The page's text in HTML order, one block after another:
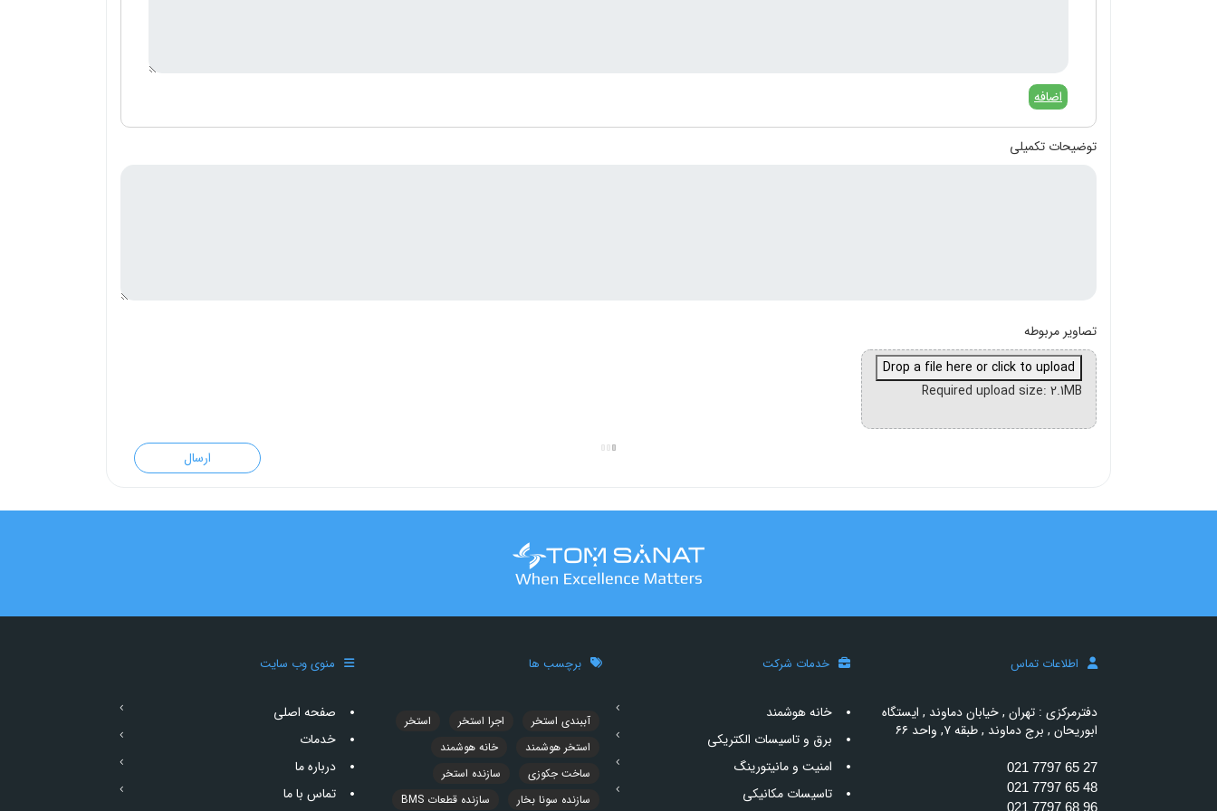
اضافه
توضیحات تکمیلی
تصاویر مربوطه
Drop a file here or click to upload
Required upload size: 2.1MB
اطلاعات تماس
دفترمرکزی : تهران , خیابان دماوند , ایستگاه
ابوریحان , برج دماوند , طبقه ۷, واحد ۶۶
021 7797 65 27
021 7797 65 48
021 7797 68 96
خدمات شرکت
خانه هوشمند
برق و تاسیسات الکتریکی
امنیت و مانیتورینگ
تاسیسات مکانیکی
برچسب ها
آببندی استخر اجرا استخر
استخر
استخر هوشمند
خانه هوشمند
ساخت جکوزی
سازنده استخر
سازنده سونا بخار
سازنده قطعات BMS
منوی وب سایت
صفحه اصلی
خدمات
درباره ما
تماس با ما